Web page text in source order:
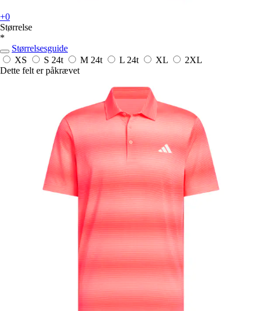
+0
Størrelse
*
Størrelsesguide
XS
S 24t M 24t L 24t XL
2XL
Dette felt er påkrævet